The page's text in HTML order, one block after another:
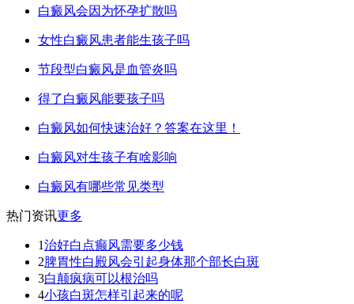
白癜风会因为怀孕扩散吗
女性白癜风患者能生孩子吗
节段型白癜风是血管炎吗
得了白癜风能要孩子吗
白癜风如何快速治好？答案在这里！
白癜风对生孩子有啥影响
白癜风有哪些常见类型
热门资讯更多
1治好白点癫风需要多少钱
2脾胃性白殿风会引起身体那个部长白斑
3白颠疯病可以根治吗
4小孩白斑怎样引起来的呢